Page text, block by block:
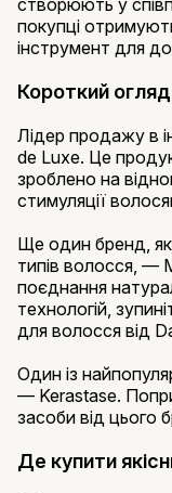
створюють у
покупці
інструмент для
Короткий
Лідер продажу в
de Luxe. Це
зроблено на
стимуляції
Ще один бренд,
типів волосся, —
поєднання
технологій,
для волосся від
Один із
— Kerastase.
засоби від цього
Де купити